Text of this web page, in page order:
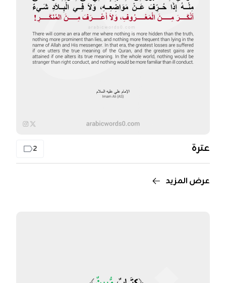
عترة 2
عرض المزيد